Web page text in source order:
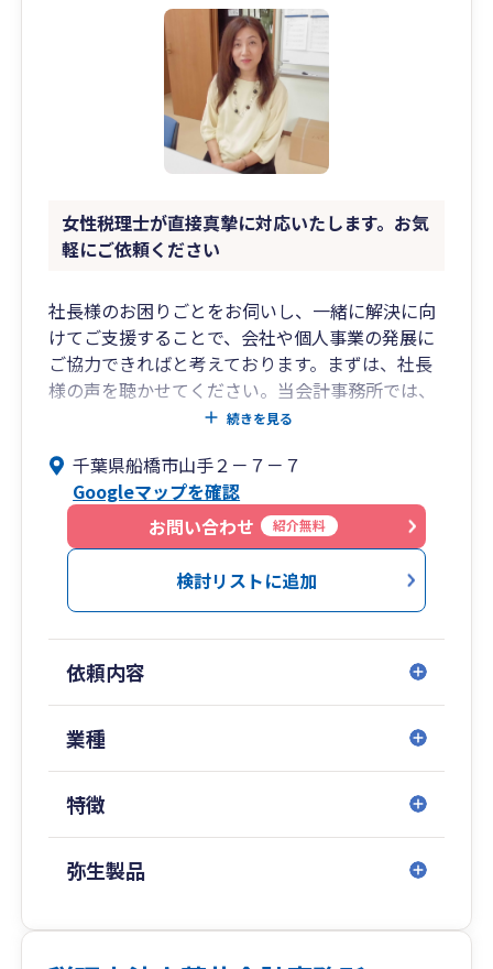
女性税理士が直接真摯に対応いたします。お気
軽にご依頼ください
社長様のお困りごとをお伺いし、一緒に解決に向
けてご支援することで、会社や個人事業の発展に
ご協力できればと考えております。まずは、社長
様の声を聴かせてください。当会計事務所では、
その声に寄り添った柔軟な対応をいたします。
続きを見る
千葉県船橋市山手２－７－７
Googleマップを確認
お問い合わせ
紹介無料
検討リストに追加
依頼内容
業種
特徴
弥生製品